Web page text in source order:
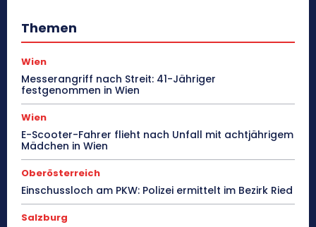
Themen
Wien
Messerangriff nach Streit: 41-Jähriger
festgenommen in Wien
Wien
E-Scooter-Fahrer flieht nach Unfall mit achtjährigem
Mädchen in Wien
Oberösterreich
Einschussloch am PKW: Polizei ermittelt im Bezirk Ried
Salzburg